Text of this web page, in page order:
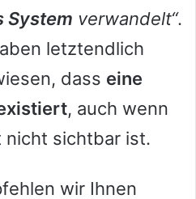
System verwandelt“.
letztendlich
dass eine
, auch wenn
nicht sichtbar ist.
wir Ihnen